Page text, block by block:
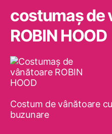
costumaş de
ROBIN HOOD
Costum de vânătoare
buzunare